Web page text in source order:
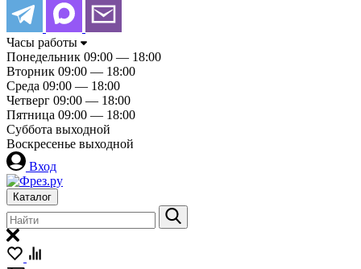
Часы работы
Понедельник 09:00 — 18:00
Вторник 09:00 — 18:00
Среда 09:00 — 18:00
Четверг 09:00 — 18:00
Пятница 09:00 — 18:00
Суббота выходной
Воскресенье выходной
Вход
Каталог